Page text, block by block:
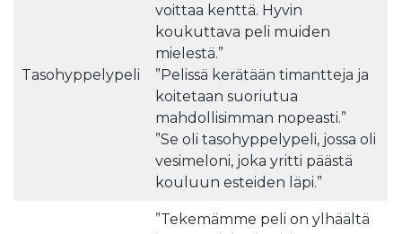
Tasohyppelypeli
voittaa kenttä. Hyvin
koukuttava peli muiden
mielestä.”
”Pelissä kerätään timantteja ja
koitetaan suoriutua
mahdollisimman nopeasti.”
”Se oli tasohyppelypeli, jossa oli
vesimeloni, joka yritti päästä
kouluun esteiden läpi.”
”Tekemämme peli on ylhäältä